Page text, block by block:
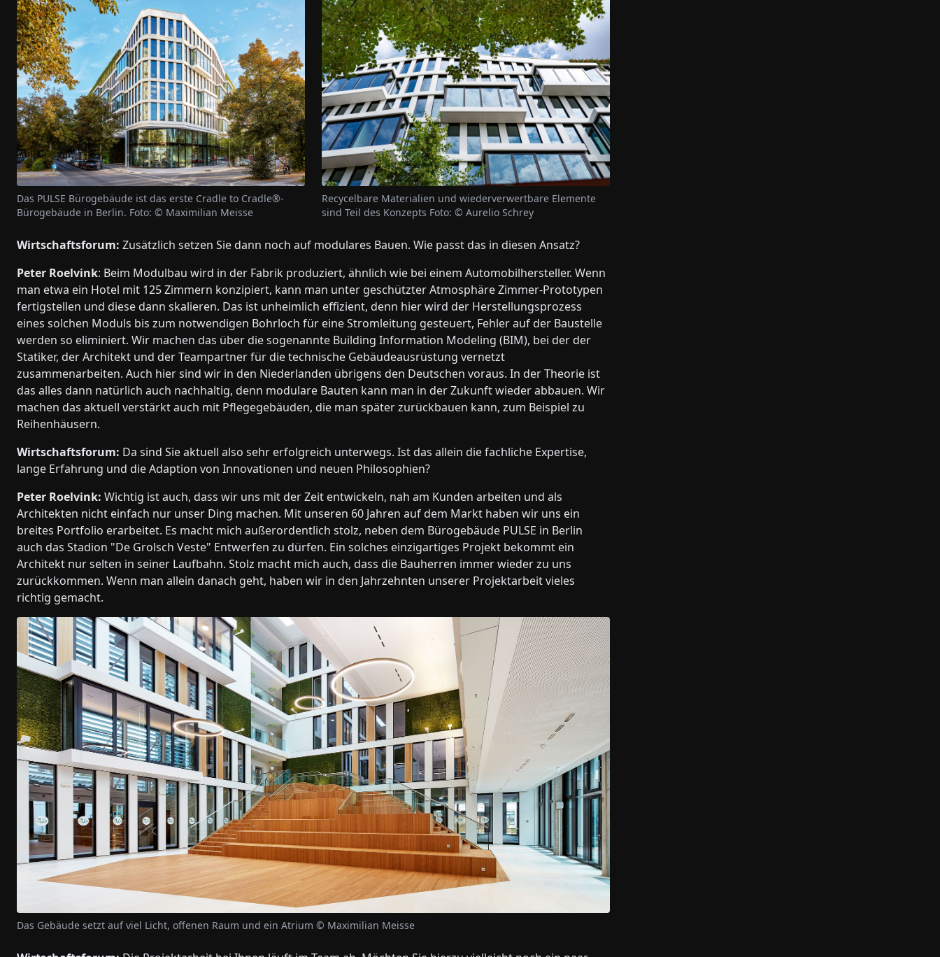
Das PULSE Bürogebäude ist das erste Cradle to Cradle®-
Bürogebäude in Berlin. Foto: © Maximilian Meisse
Recycelbare Materialien und wiederverwertbare Elemente
sind Teil des Konzepts Foto: © Aurelio Schrey
Wirtschaftsforum: Zusätzlich setzen Sie dann noch auf modulares Bauen. Wie passt das in diesen Ansatz?
Peter Roelvink: Beim Modulbau wird in der Fabrik produziert, ähnlich wie bei einem Automobilhersteller. Wenn
man etwa ein Hotel mit 125 Zimmern konzipiert, kann man unter geschützter Atmosphäre Zimmer-Prototypen
fertigstellen und diese dann skalieren. Das ist unheimlich effizient, denn hier wird der Herstellungsprozess
eines solchen Moduls bis zum notwendigen Bohrloch für eine Stromleitung gesteuert, Fehler auf der Baustelle
werden so eliminiert. Wir machen das über die sogenannte Building Information Modeling (BIM), bei der der
Statiker, der Architekt und der Teampartner für die technische Gebäudeausrüstung vernetzt
zusammenarbeiten. Auch hier sind wir in den Niederlanden übrigens den Deutschen voraus. In der Theorie ist
das alles dann natürlich auch nachhaltig, denn modulare Bauten kann man in der Zukunft wieder abbauen. Wir
machen das aktuell verstärkt auch mit Pflegegebäuden, die man später zurückbauen kann, zum Beispiel zu
Reihenhäusern.
Wirtschaftsforum: Da sind Sie aktuell also sehr erfolgreich unterwegs. Ist das allein die fachliche Expertise,
lange Erfahrung und die Adaption von Innovationen und neuen Philosophien?
Peter Roelvink: Wichtig ist auch, dass wir uns mit der Zeit entwickeln, nah am Kunden arbeiten und als
Architekten nicht einfach nur unser Ding machen. Mit unseren 60 Jahren auf dem Markt haben wir uns ein
breites Portfolio erarbeitet. Es macht mich außerordentlich stolz, neben dem Bürogebäude PULSE in Berlin
auch das Stadion "De Grolsch Veste" Entwerfen zu dürfen. Ein solches einzigartiges Projekt bekommt ein
Architekt nur selten in seiner Laufbahn. Stolz macht mich auch, dass die Bauherren immer wieder zu uns
zurückkommen. Wenn man allein danach geht, haben wir in den Jahrzehnten unserer Projektarbeit vieles
richtig gemacht.
Das Gebäude setzt auf viel Licht, offenen Raum und ein Atrium © Maximilian Meisse